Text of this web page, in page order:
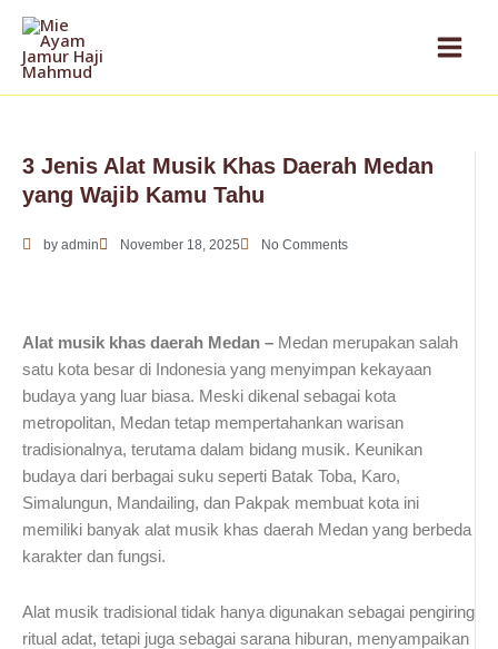
Skip
content
3 Jenis Alat Musik Khas Daerah Medan
yang Wajib Kamu Tahu
by admin November 18, 2025 No Comments
Alat musik khas daerah Medan – Medan merupakan salah
satu kota besar di Indonesia yang menyimpan kekayaan
budaya yang luar biasa. Meski dikenal sebagai kota
metropolitan, Medan tetap mempertahankan warisan
tradisionalnya, terutama dalam bidang musik. Keunikan
budaya dari berbagai suku seperti Batak Toba, Karo,
Simalungun, Mandailing, dan Pakpak membuat kota ini
memiliki banyak alat musik khas daerah Medan yang berbeda
karakter dan fungsi.
Alat musik tradisional tidak hanya digunakan sebagai pengiring
ritual adat, tetapi juga sebagai sarana hiburan, menyampaikan